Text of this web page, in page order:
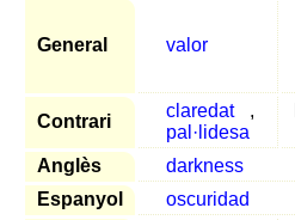
General valor
Contrari
claredat
,
pal·lidesa
Anglès
darkness
Espanyol
oscuridad